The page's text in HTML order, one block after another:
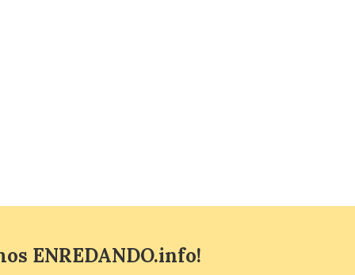
ENREDANDO.info!